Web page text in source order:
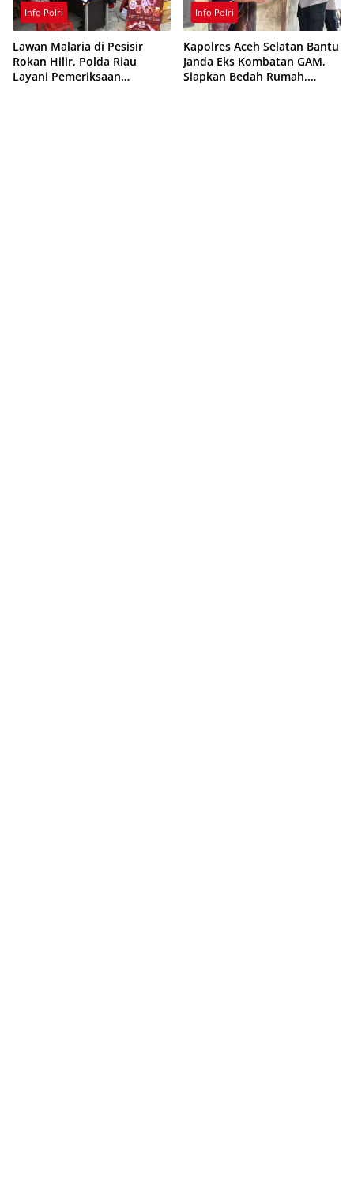
Info Polri
Lawan Malaria di Pesisir
Rokan Hilir, Polda Riau
Layani Pemeriksaan
Info Polri
Kapolres Aceh Selatan Bantu
Janda Eks Kombatan GAM,
Siapkan Bedah Rumah,